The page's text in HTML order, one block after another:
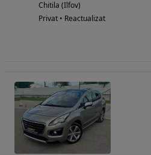
Chitila (Ilfov)
Privat • Reactualizat